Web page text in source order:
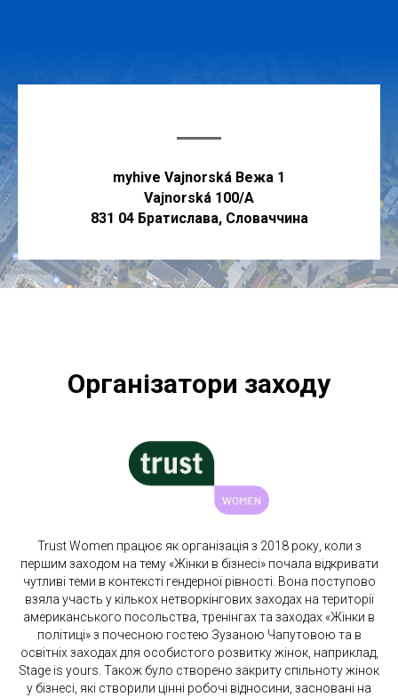
myhive Vajnorská Вежа 1
Vajnorská 100/A
831 04 Братислава, Словаччина
Організатори заходу
Trust Women працює як організація з 2018 року, коли з
першим заходом на тему «Жінки в бізнесі» почала відкривати
чутливі теми в контексті гендерної рівності. Вона поступово
взяла участь у кількох нетворкінгових заходах на території
американського посольства, тренінгах та заходах «Жінки в
політиці» з почесною гостею Зузаною Чапутовою та в
освітніх заходах для особистого розвитку жінок, наприклад,
Stage is yours. Також було створено закриту спільноту жінок
у бізнесі, які створили цінні робочі відносини, засновані на